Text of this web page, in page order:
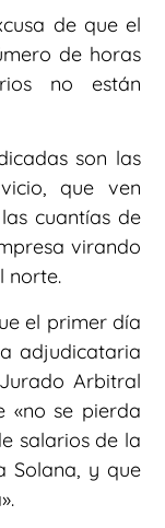
de que el
de horas
no están
son las
que ven
cuantías de
virando
norte.
el primer día
adjudicataria
Arbitral
«no se pierda
salarios de la
Solana, y que